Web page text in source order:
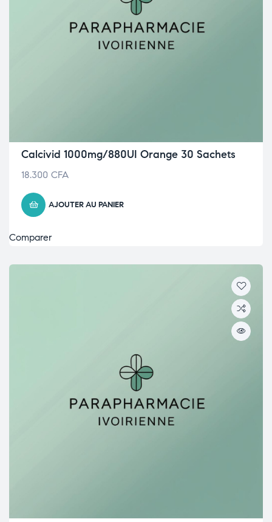
Calcivid 1000mg/880UI Orange 30 Sachets
18.300 CFA
AJOUTER AU PANIER
Comparer